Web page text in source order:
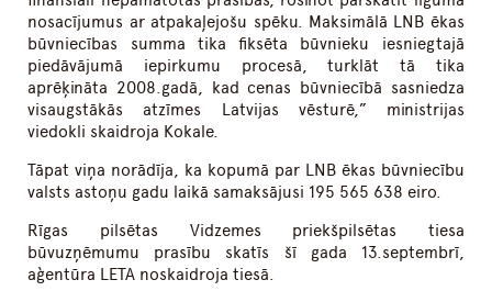
nosacījumus ar atpakaļejošu spēku. Maksimālā LNB ēkas
būvniecības summa tika fiksēta būvnieku iesniegtajā
piedāvājumā iepirkumu procesā, turklāt tā tika
aprēķināta 2008.gadā, kad cenas būvniecībā sasniedza
visaugstākās atzīmes Latvijas vēsturē,” ministrijas
viedokli skaidroja Kokale.
Tāpat viņa norādīja, ka kopumā par LNB ēkas būvniecību
valsts astoņu gadu laikā samaksājusi 195 565 638 eiro.
Rīgas pilsētas Vidzemes priekšpilsētas tiesa
būvuzņēmumu prasību skatīs šī gada 13.septembrī,
aģentūra LETA noskaidroja tiesā.